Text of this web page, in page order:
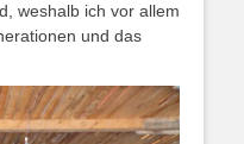
weshalb ich vor allem
und das